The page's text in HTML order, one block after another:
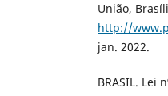
União,
http://
jan. 2022.
BRASIL. Lei